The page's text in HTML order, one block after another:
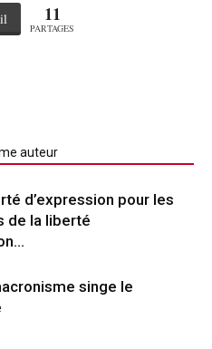
11
PARTAGES
auteur
d’expression pour les
de la liberté
singe le